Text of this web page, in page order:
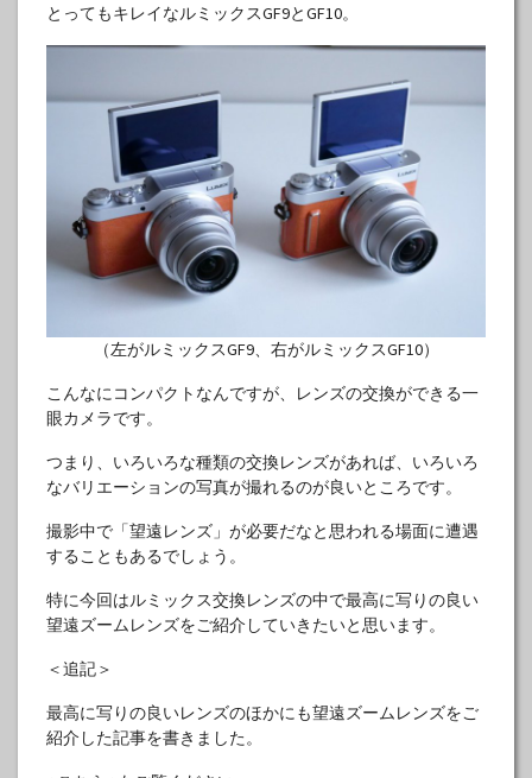
とってもキレイなルミックスGF9とGF10。
（左がルミックスGF9、右がルミックスGF10）
こんなにコンパクトなんですが、レンズの交換ができる一
眼カメラです。
つまり、いろいろな種類の交換レンズがあれば、いろいろ
なバリエーションの写真が撮れるのが良いところです。
撮影中で「望遠レンズ」が必要だなと思われる場面に遭遇
することもあるでしょう。
特に今回はルミックス交換レンズの中で最高に写りの良い
望遠ズームレンズをご紹介していきたいと思います。
＜追記＞
最高に写りの良いレンズのほかにも望遠ズームレンズをご
紹介した記事を書きました。